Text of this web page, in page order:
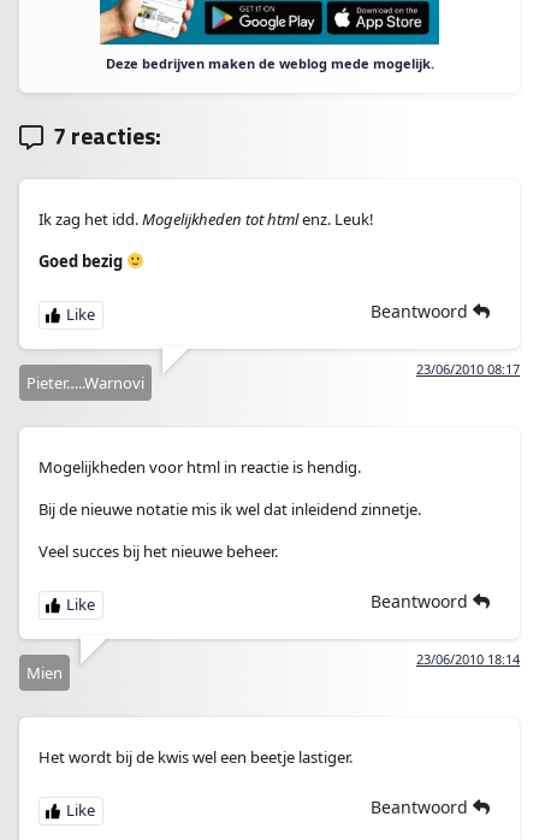
Deze bedrijven maken de weblog mede mogelijk.
7 reacties:
Ik zag het idd.Mogelijkheden tot htmlenz. Leuk!
Goed bezig
Beantwoord
23/06/2010 08:17
Pieter…..Warnovi
Mogelijkheden voor html in reactie is hendig.
Bij de nieuwe notatie mis ik wel dat inleidend zinnetje.
Veel succes bij het nieuwe beheer.
Beantwoord
23/06/2010 18:14
Mien
Het wordt bij de kwis wel een beetje lastiger.
Beantwoord